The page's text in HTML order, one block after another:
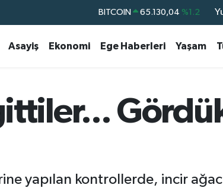
DOLAR 47,7106 %0.17
BİST100 13.773 %-19
BITCOIN 65.130,04 %1.2
Asayiş Ekonomi Ege Haberleri Yaşam
yapılan kontrollerde, incir